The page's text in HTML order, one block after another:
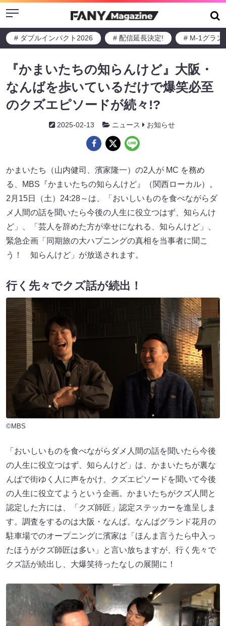
Menu
# ダブルインパクト2026 # 配信延長決定! # M-1グラン
『かまいたちの知らんけど』大阪・
なんばを歩いているだけで爆笑必至
のクズエピソードが続々!?
2025-02-13 ニュース お知らせ
かまいたち（山内健司、濱家隆一）の2人が MC を務め
る、MBS『かまいたちの知らんけど』（関西ローカル）。
2月15日（土）24:28～は、「おいしいものを食べながらダ
メ人間の話を聞いたら今後の人生に役立つはず、知らんけ
ど」、「芸人を辞めた方が幸せになれる、知らんけど」、
緊急企画「同期旅の大ハプニングの真相を当事者に聞こ
う！ 知らんけど」が放送されます。
行く先々でクズ話が続出！
©MBS
「おいしいものを食べながらダメ人間の話を聞いたら今後
の人生に役立つはず、知らんけど」は、かまいたちが裏な
んばで街ゆく人に声をかけ、クズエピソードを聞いて今後
の人生に役立てようという企画。かまいたちがクズ人間と
認定した方には、「クズ師匠」認定ステッカーを進呈しま
す。調査をするのは大阪・なんば。なんばグランド花月の
駐車場でのオープニングに濱家は「ほんま言うたら中入っ
たほうがクズ師匠は多い」と言い放ちますが、行く先々で
クズ話が続出し、大爆笑待ったなしの展開に！